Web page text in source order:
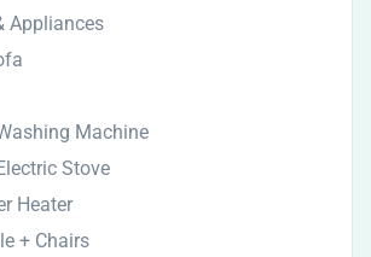
Appliances
Machine
Stove
Heater
+ Chairs